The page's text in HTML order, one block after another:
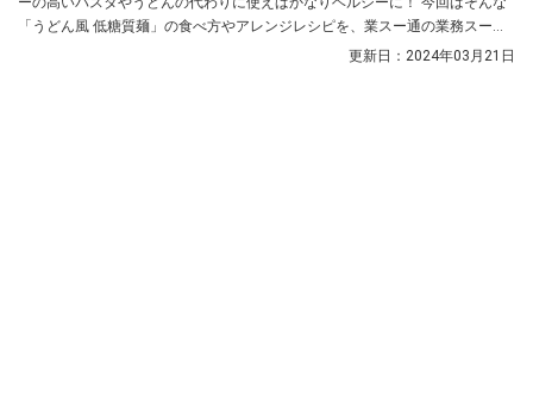
「うどん風 低糖質麺」の食べ方やアレンジレシピを、業スー通の業務スーパ
ーマニアスパ子さんが紹介してくれました。ダイエット中の方や、これから
更新日： 2024年03月21日